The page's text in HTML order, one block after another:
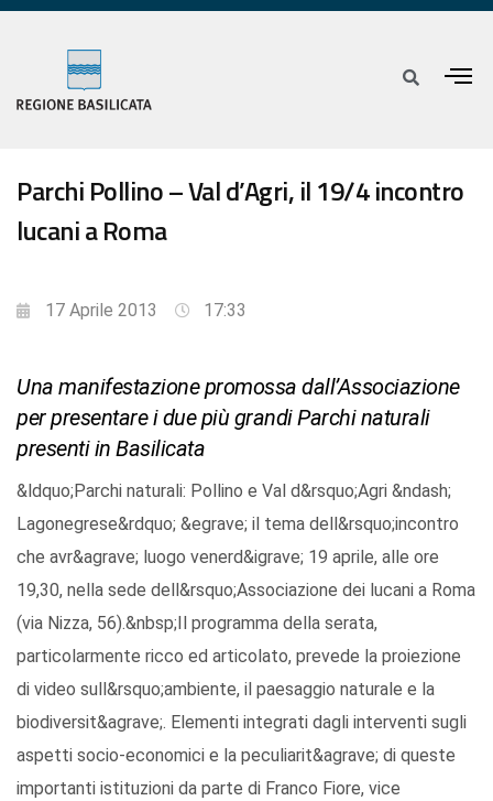
Parchi Pollino – Val d’Agri, il 19/4 incontro
lucani a Roma
17 Aprile 2013 17:33
Una manifestazione promossa dall’Associazione
per presentare i due più grandi Parchi naturali
presenti in Basilicata
&ldquo;Parchi naturali: Pollino e Val d&rsquo;Agri &ndash;
Lagonegrese&rdquo; &egrave; il tema dell&rsquo;incontro
che avr&agrave; luogo venerd&igrave; 19 aprile, alle ore
19,30, nella sede dell&rsquo;Associazione dei lucani a Roma
(via Nizza, 56).&nbsp;Il programma della serata,
particolarmente ricco ed articolato, prevede la proiezione
di video sull&rsquo;ambiente, il paesaggio naturale e la
biodiversit&agrave;. Elementi integrati dagli interventi sugli
aspetti socio-economici e la peculiarit&agrave; di queste
importanti istituzioni da parte di Franco Fiore, vice